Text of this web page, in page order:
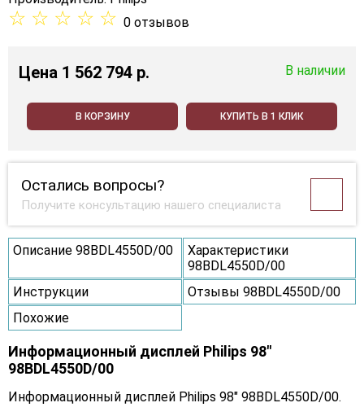
☆ ☆ ☆ ☆ ☆ 0 отзывов
Цена 1 562 794 p. В наличии
В КОРЗИНУ КУПИТЬ В 1 КЛИК
Остались вопросы?
Получите консультацию нашего специалиста
Описание 98BDL4550D/00
Характеристики
98BDL4550D/00
Инструкции
Отзывы 98BDL4550D/00
Похожие
Информационный дисплей Philips 98"
98BDL4550D/00
Информационный дисплей Philips 98" 98BDL4550D/00.